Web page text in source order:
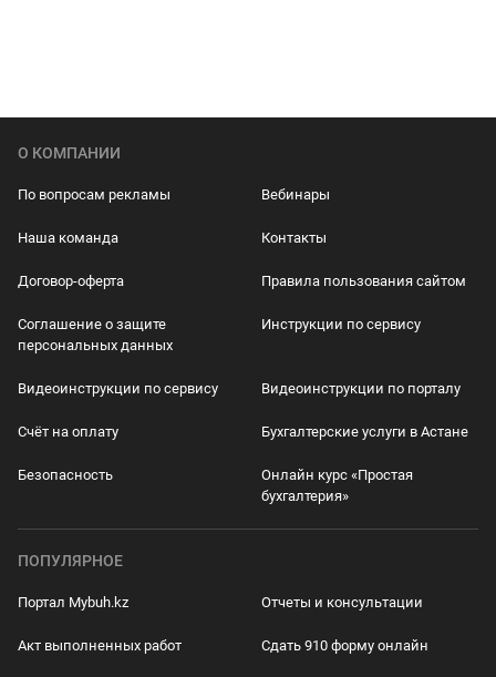
О КОМПАНИИ
По вопросам рекламы Вебинары
Наша команда Контакты
Договор-оферта Правила пользования сайтом
Соглашение о защите
персональных данных
Инструкции по сервису
Видеоинструкции по сервису Видеоинструкции по порталу
Счёт на оплату Бухгалтерские услуги в Астане
Безопасность
Онлайн курс «Простая
бухгалтерия»
ПОПУЛЯРНОЕ
Портал Mybuh.kz Отчеты и консультации
Акт выполненных работ Сдать 910 форму онлайн